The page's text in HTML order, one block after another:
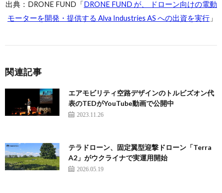
出典：DRONE FUND「DRONE FUND が、 ドローン向けの電動
モーターを開発・提供する Alva Industries AS への出資を実行 」
関連記事
エアモビリティ空路デザインのトルビズオン代
表のTEDがYouTube動画で公開中
2023.11.26
テラドローン、固定翼型迎撃ドローン「Terra
A2」がウクライナで実運用開始
2026.05.19